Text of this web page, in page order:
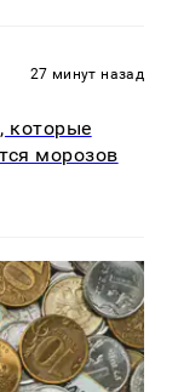
27 минут назад
которые
морозов